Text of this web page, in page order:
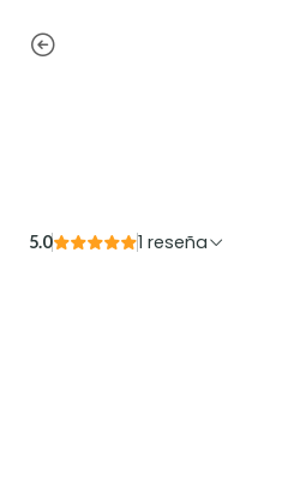
5.0 1 reseña